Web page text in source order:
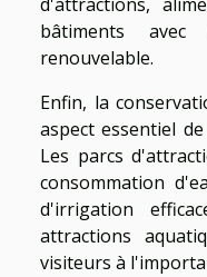
d'attractions,
bâtiments
renouvelable.
Enfin, la
aspect essentiel
Les parcs
consommation
d'irrigation
attractions
visiteurs à